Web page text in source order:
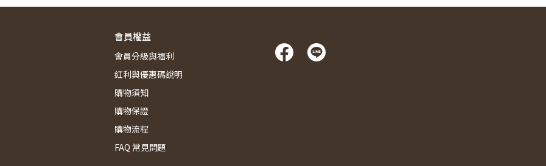
會員權益
會員分級與福利
紅利與優惠碼說明
購物須知
購物保證
購物流程
FAQ 常見問題